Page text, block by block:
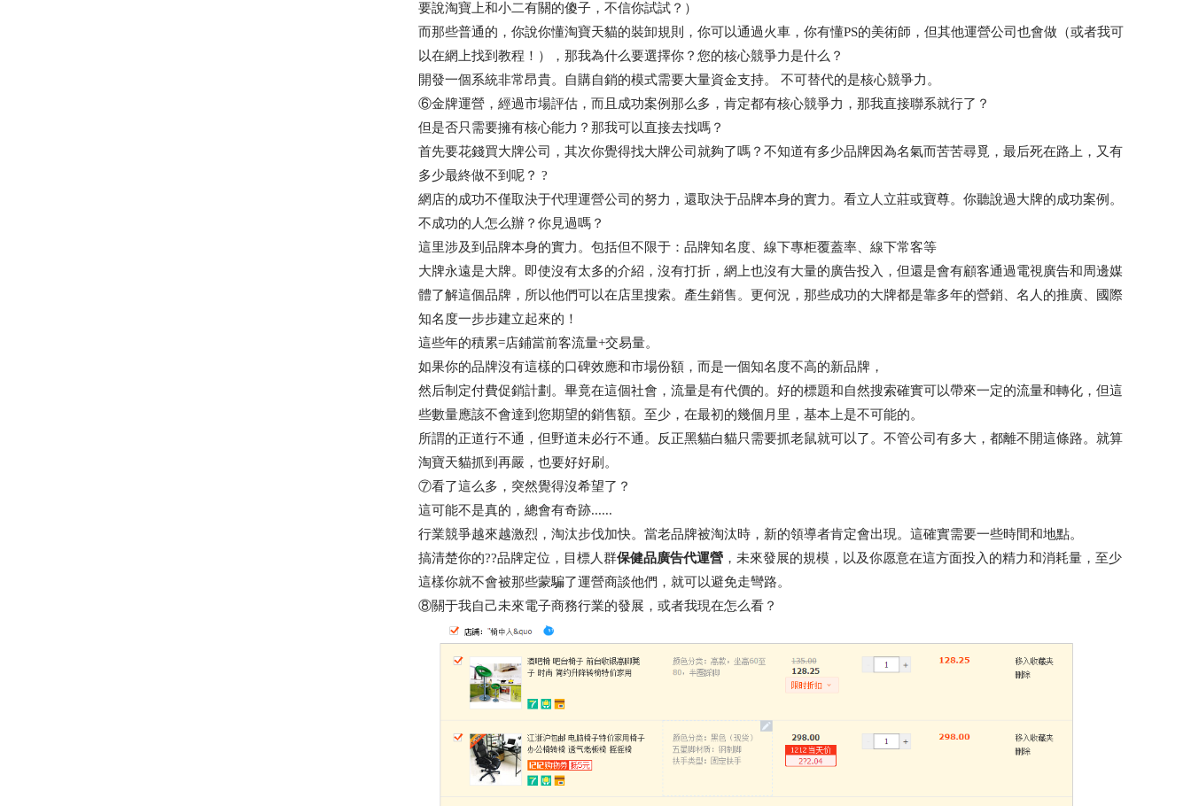
要說淘寶上和小二有關的傻子，不信你試試？）
而那些普通的，你說你懂淘寶天貓的裝卸規則，你可以通過火車，你有懂PS的美術師，但其他運營公司也會做（或者我可
以在網上找到教程！），那我為什么要選擇你？您的核心競爭力是什么？
開發一個系統非常昂貴。自購自銷的模式需要大量資金支持。 不可替代的是核心競爭力。
⑥金牌運營，經過市場評估，而且成功案例那么多，肯定都有核心競爭力，那我直接聯系就行了？
但是否只需要擁有核心能力？那我可以直接去找嗎？
首先要花錢買大牌公司，其次你覺得找大牌公司就夠了嗎？不知道有多少品牌因為名氣而苦苦尋覓，最后死在路上，又有
多少最終做不到呢？ ?
網店的成功不僅取決于代理運營公司的努力，還取決于品牌本身的實力。看立人立莊或寶尊。你聽說過大牌的成功案例。
不成功的人怎么辦？你見過嗎？
這里涉及到品牌本身的實力。包括但不限于：品牌知名度、線下專柜覆蓋率、線下常客等
大牌永遠是大牌。即使沒有太多的介紹，沒有打折，網上也沒有大量的廣告投入，但還是會有顧客通過電視廣告和周邊媒
體了解這個品牌，所以他們可以在店里搜索。產生銷售。更何況，那些成功的大牌都是靠多年的營銷、名人的推廣、國際
知名度一步步建立起來的！
這些年的積累=店鋪當前客流量+交易量。
如果你的品牌沒有這樣的口碑效應和市場份額，而是一個知名度不高的新品牌，
然后制定付費促銷計劃。畢竟在這個社會，流量是有代價的。好的標題和自然搜索確實可以帶來一定的流量和轉化，但這
些數量應該不會達到您期望的銷售額。至少，在最初的幾個月里，基本上是不可能的。
所謂的正道行不通，但野道未必行不通。反正黑貓白貓只需要抓老鼠就可以了。不管公司有多大，都離不開這條路。就算
淘寶天貓抓到再嚴，也要好好刷。
⑦看了這么多，突然覺得沒希望了？
這可能不是真的，總會有奇跡......
行業競爭越來越激烈，淘汰步伐加快。當老品牌被淘汰時，新的領導者肯定會出現。這確實需要一些時間和地點。
搞清楚你的??品牌定位，目標人群保健品廣告代運營 ，未來發展的規模，以及你愿意在這方面投入的精力和消耗量，至少
這樣你就不會被那些蒙騙了運營商談他們，就可以避免走彎路。
⑧關于我自己未來電子商務行業的發展，或者我現在怎么看？